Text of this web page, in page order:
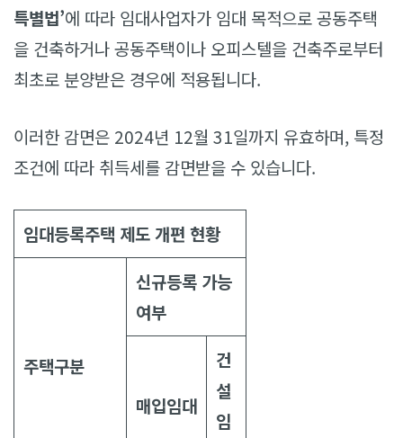
특별법’에 따라 임대사업자가 임대 목적으로 공동주택
을 건축하거나 공동주택이나 오피스텔을 건축주로부터
최초로 분양받은 경우에 적용됩니다.
이러한 감면은 2024년 12월 31일까지 유효하며, 특정
조건에 따라 취득세를 감면받을 수 있습니다.
임대등록주택 제도 개편 현황
주택구분
신규등록 가능
여부
매입임대
건
설
임